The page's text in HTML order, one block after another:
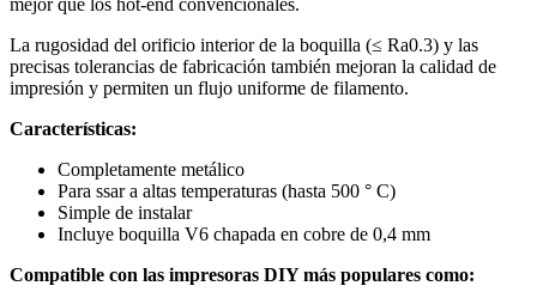
mejor que los hot-end convencionales.
La rugosidad del orificio interior de la boquilla (≤ Ra0.3) y las
precisas tolerancias de fabricación también mejoran la calidad de
impresión y permiten un flujo uniforme de filamento.
Características:
Completamente metálico
Para ssar a altas temperaturas (hasta 500 ° C)
Simple de instalar
Incluye boquilla V6 chapada en cobre de 0,4 mm
Compatible con las impresoras DIY más populares como: